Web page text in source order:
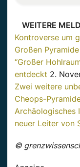
WEITERE
Kontroverse um
Großen
“Großer
entdeckt 2.
Zwei weitere
Cheops-
Archäologisches
neuer Leiter von
©